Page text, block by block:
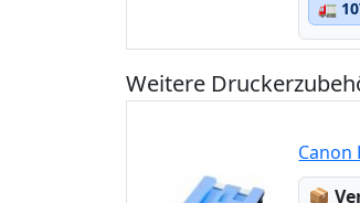
🚛
Weitere
Canon
📦